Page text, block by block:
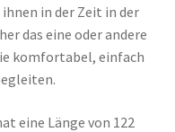
in der Zeit in der
das eine oder andere
komfortabel, einfach
eine Länge von 122